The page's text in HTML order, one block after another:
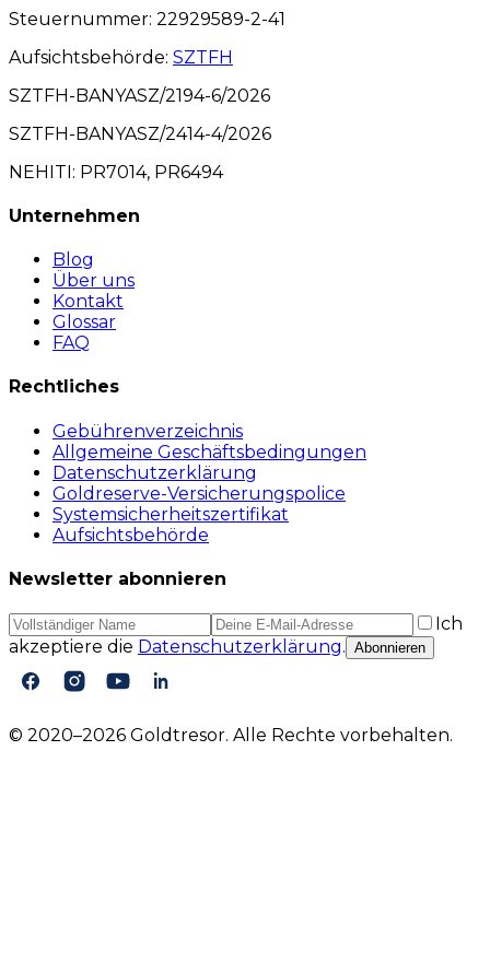
Steuernummer: 22929589-2-41
Aufsichtsbehörde: SZTFH
SZTFH-BANYASZ/2194-6/2026
SZTFH-BANYASZ/2414-4/2026
NEHITI: PR7014, PR6494
Unternehmen
Blog
Über uns
Kontakt
Glossar
FAQ
Rechtliches
Gebührenverzeichnis
Allgemeine Geschäftsbedingungen
Datenschutzerklärung
Goldreserve-Versicherungspolice
Systemsicherheitszertifikat
Aufsichtsbehörde
Newsletter abonnieren
Ich
akzeptiere die Datenschutzerklärung. Abonnieren
© 2020–2026 Goldtresor. Alle Rechte vorbehalten.